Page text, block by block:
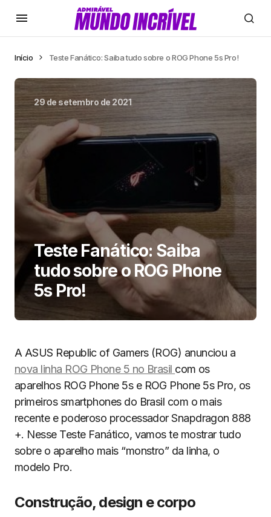
Início Teste Fanático: Saiba tudo sobre o ROG Phone 5s Pro!
29 de setembro de 2021
Teste Fanático: Saiba
tudo sobre o ROG Phone
5s Pro!
A ASUS Republic of Gamers (ROG) anunciou a
nova linha ROG Phone 5 no Brasil com os
aparelhos ROG Phone 5s e ROG Phone 5s Pro, os
primeiros smartphones do Brasil com o mais
recente e poderoso processador Snapdragon 888
+. Nesse Teste Fanático, vamos te mostrar tudo
sobre o aparelho mais “monstro” da linha, o
modelo Pro.
Construção, design e corpo